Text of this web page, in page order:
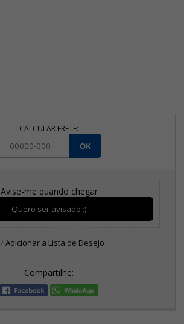
CALCULAR FRETE:
OK
Avise-me quando chegar
Quero ser avisado :)
Adicionar a Lista de Desejo
Compartilhe: